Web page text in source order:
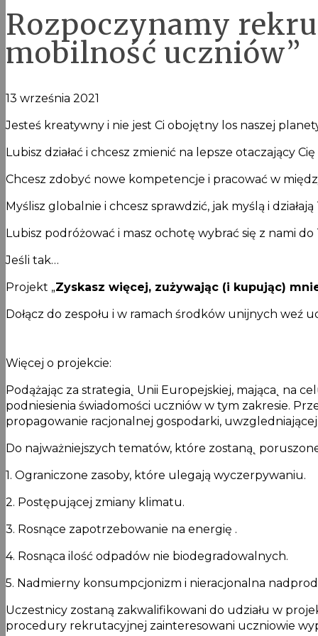
Rozpoczynamy
mobilność uczniów”
13 września 2021
Jesteś kreatywny i nie jest Ci obojętny los naszej
Lubisz działać i chcesz zmienić na lepsze otaczający
Chcesz zdobyć nowe kompetencje i pracować w
Myślisz globalnie i chcesz sprawdzić, jak myślą i
Lubisz podróżować i masz ochotę wybrać się z nami
Jeśli tak…
Projekt „Zyskasz więcej, zużywając (i kupując)
Dołącz do zespołu i w ramach środków unijnych weź
Więcej o projekcie:
Podążając za strategia˛ Unii Europejskiej, mająca˛ na
podniesienia świadomości uczniów w tym zakresie.
propagowanie racjonalnej gospodarki,
Do najważniejszych tematów, które zostaną˛
1. Ograniczone zasoby, które ulegają wyczerpywaniu.
2. Postępującej zmiany klimatu.
3. Rosnące zapotrzebowanie na energię .
4. Rosnąca ilość odpadów nie biodegradowalnych.
5. Nadmierny konsumpcjonizm i nieracjonalna
Uczestnicy zostaną zakwalifikowani do udziału w
procedury rekrutacyjnej zainteresowani uczniowie